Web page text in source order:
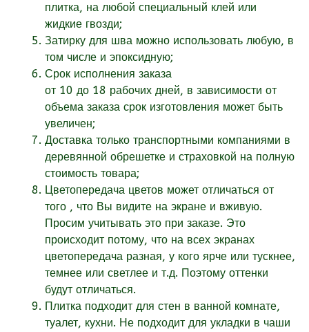
плитка, на любой специальный клей или
жидкие гвозди;
Затирку для шва можно использовать любую, в
том числе и эпоксидную;
Срок исполнения заказа
от 10 до 18 рабочих дней, в зависимости от
объема заказа срок изготовления может быть
увеличен;
Доставка только транспортными компаниями в
деревянной обрешетке и страховкой на полную
стоимость товара;
Цветопередача цветов может отличаться от
того , что Вы видите на экране и вживую.
Просим учитывать это при заказе. Это
происходит потому, что на всех экранах
цветопередача разная, у кого ярче или тускнее,
темнее или светлее и т.д. Поэтому оттенки
будут отличаться.
Плитка подходит для стен в ванной комнате,
туалет, кухни. Не подходит для укладки в чаши